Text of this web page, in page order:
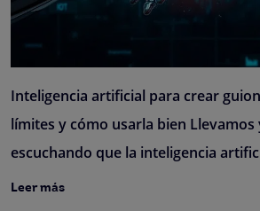
Inteligencia artificial para crear
límites y cómo usarla bien Llevamos
escuchando que la inteligencia
Leer más